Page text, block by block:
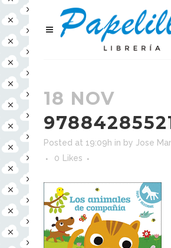
18 NOV
Posted at 19:09h in by Jose
0
Likes